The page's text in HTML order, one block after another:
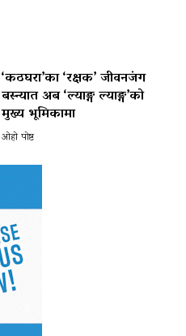
‘कठघरा’का ‘रक्षक’ जीवनजंग
बस्न्यात अब ‘ल्याङ्ग ल्याङ्ग’को
मुख्य भूमिकामा
ओहो पोष्ट